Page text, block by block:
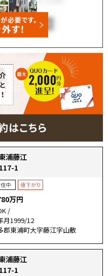
浦藤江
1
万円
/
月1999/12
郡東浦町大字藤江字山敷
浦藤江
1